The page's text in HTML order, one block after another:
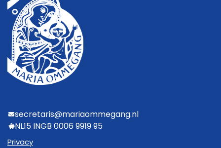
secretaris@mariaommegang.nl
NL15 INGB 0006 9919 95
Privacy